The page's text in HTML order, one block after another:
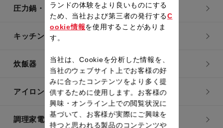
圧力鍋・電気圧力鍋
キッチン用品
炊飯器
アイロン・衣類スチーマー
調理家電
ランドの体験をより良いものにする
ため、当社および第三者の発行するC
ookie情報を使用することがありま
す。
当社は、Cookieを分析した情報を、
当社のウェブサイト上でお客様の好
みに合ったコンテンツをより多く提
供するために使用します。お客様の
興味・オンライン上での閲覧状況に
基づいて、お客様が実際にご興味を
持つと思われる製品のコンテンツや